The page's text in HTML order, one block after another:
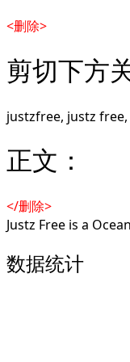
<删除>
剪切下方
justzfree, justz
正文：
</删除>
Justz Free is a
数据统计